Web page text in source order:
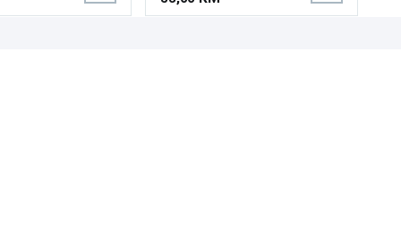
nm, Left Connector Type LC
single-mode, Compatible Slots